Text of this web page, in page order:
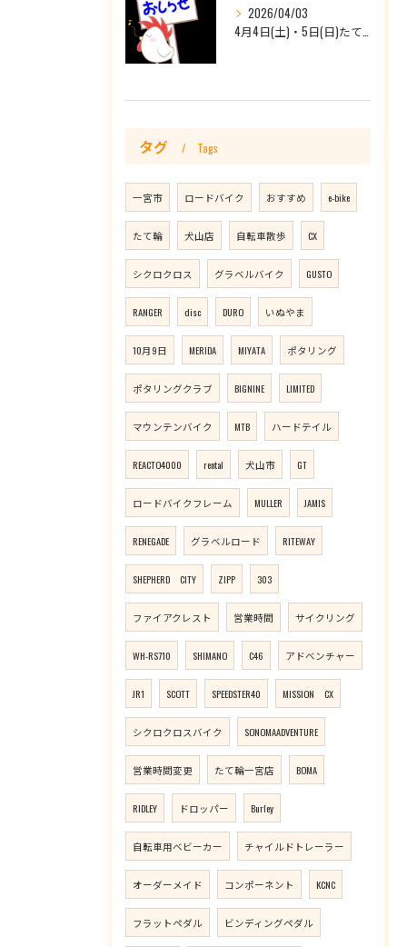
2026/04/03
4月4日(土)・5日(日)たて輪一宮店休業のお知らせ
タグ Tags
一宮市 ロードバイク おすすめ e-bike
たて輪 犬山店 自転車散歩 CX
シクロクロス グラベルバイク GUSTO
RANGER disc DURO いぬやま
10月9日 MERIDA MIYATA ポタリング
ポタリングクラブ BIGNINE LIMITED
マウンテンバイク MTB ハードテイル
REACTO4000 rental 犬山市 GT
ロードバイクフレーム MULLER JAMIS
RENEGADE グラベルロード RITEWAY
SHEPHERD CITY ZIPP 303
ファイアクレスト 営業時間 サイクリング
WH-RS710 SHIMANO C46 アドベンチャー
JR1 SCOTT SPEEDSTER40 MISSION CX
シクロクロスバイク SONOMAADVENTURE
営業時間変更 たて輪一宮店 BOMA
RIDLEY ドロッパー Burley
自転車用ベビーカー チャイルドトレーラー
オーダーメイド コンポーネント KCNC
フラットペダル ビンディングペダル